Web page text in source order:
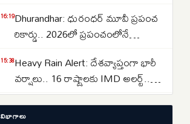
సంగీత..కేసును కొట్టివేసిన కోర్టు
16:19Dhurandhar: ధురంధర్ మూవీ ప్రపంచ
రికార్డు.. 2026లో ప్రపంచంలోనే
చిత్రంగా హిస్టరీ క్రియేట్..
15:38Heavy Rain Alert: దేశవ్యాప్తంగా భారీ
వర్షాలు.. 16 రాష్ట్రాలకు IMD అలర్ట్..
ఒడిశా-కేరళకు రెడ్ వార్నింగ్.. దక్షిణాది
రాష్ట్రాల్లో ఉరుములతో కూడిన వానలు..
15:29Lost Important Documents? ఆధార్,
విభాగాలు